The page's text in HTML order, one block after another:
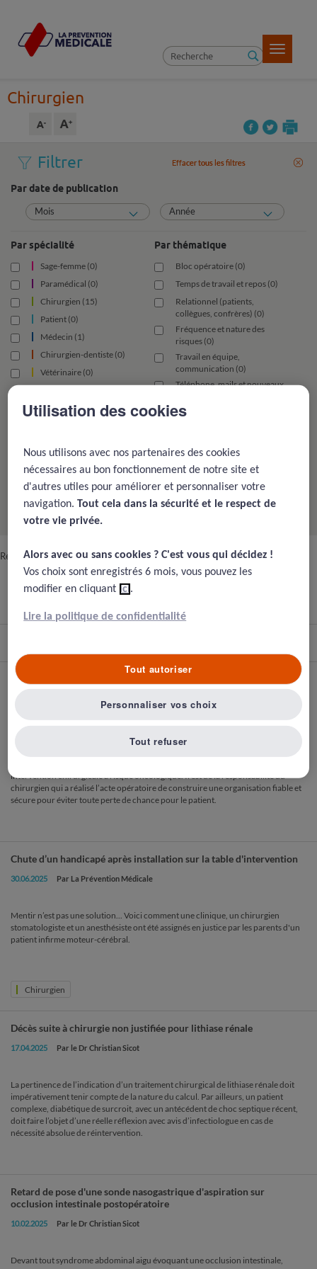
Toggle
Chirurgien
Filtrer Effacer tous les filtres
Par date de publication
Mois Année
Par spécialité
Sage-femme (0)
Paramédical (0)
Chirurgien (15)
Patient (0)
Médecin (1)
Chirurgien-dentiste (0)
Vétérinaire (0)
Par thématique
Bloc opératoire (0)
Temps de travail et repos (0)
Relationnel (patients,
collègues, confrères) (0)
Fréquence et nature des
risques (0)
Travail en équipe,
communication (0)
Téléphone, mails et nouveaux
Politiques publiques de la
aux victimes (0)
Evolution des pratiques (0)
Fondamentaux de la gestion du
risque (0)
Effacer tous les filtres
Retrouvez tous les cas cliniques chirurgicaux.
Chirurgien
Absence de suivi des résultats après exérèse d'une tumeur
testiculaire
16.01.2026
Médicale - Ancien chef de service de Réanimation et de Médecine d'Urgences
intervention chirurgicale à risque oncologique. Il est de la responsabilité du
chirurgien qui a réalisé l’acte opératoire de construire une organisation fiable et
sécure pour éviter toute perte de chance pour le patient.
Chute d’un handicapé après installation sur la table d'intervention
30.06.2025 Par La Prévention Médicale
Mentir n’est pas une solution... Voici comment une clinique, un chirurgien
stomatologiste et un anesthésiste ont été assignés en justice par les parents d'un
patient infirme moteur-cérébral.
Chirurgien
Décès suite à chirurgie non justifiée pour lithiase rénale
17.04.2025 Par le Dr Christian Sicot
La pertinence de l’indication d’un traitement chirurgical de lithiase rénale doit
impérativement tenir compte de la nature du calcul. Par ailleurs, un patient
complexe, diabétique de surcroit, avec un antécédent de choc septique récent,
doit faire l’objet d’une réelle réflexion avec avis d’infectiologue en cas de
nécessité absolue de réintervention.
Retard de pose d'une sonde nasogastrique d'aspiration sur
occlusion intestinale postopératoire
10.02.2025 Par le Dr Christian Sicot
Devant tout syndrome abdominal aigu évoquant une occlusion intestinale,
Utilisation des cookies
Nous utilisons avec nos partenaires des cookies
nécessaires au bon fonctionnement de notre site et
d'autres utiles pour améliorer et personnaliser votre
navigation.Tout cela dans la sécurité et le respect de
votre vie privée.​
Alors avec ou sans cookies ? C'est vous qui décidez !​
Vos choix sont enregistrés 6 mois, vous pouvez les
modifier en cliquant ici.
Lire la politique de confidentialité
Tout refuser
Tout autoriser
Personnaliser vos choix